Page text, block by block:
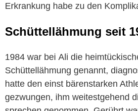
Erkrankung habe zu den
Schüttellähmung seit
1984 war bei Ali die
Schüttellähmung genannt,
hatte den einst bärenstarken
gezwungen, ihm weitestgehend